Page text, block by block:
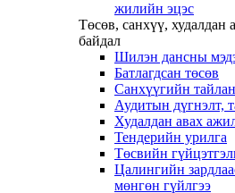
жилийн эцэс
Төсөв, санхүү, худалдан
байдал
Шилэн дансны
Батлагдсан төсөв
Санхүүгийн тайлан
Аудитын дүгнэлт,
Худалдан авах
Тендерийн урилга
Төсвийн
Цалингийн
мөнгөн гүйлгээ